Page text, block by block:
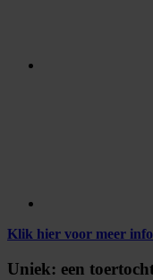
Klik hier voor meer
Uniek: een